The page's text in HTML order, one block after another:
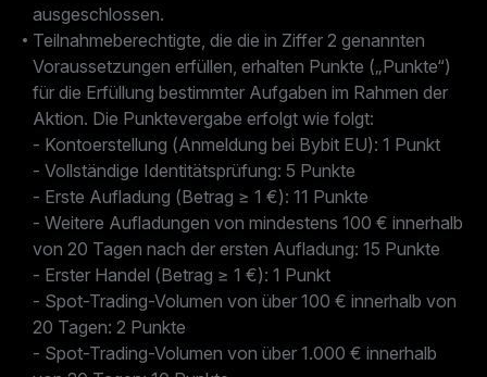
ausgeschlossen.
Teilnahmeberechtigte, die die in Ziffer 2 genannten
Voraussetzungen erfüllen, erhalten Punkte („Punkte“)
für die Erfüllung bestimmter Aufgaben im Rahmen der
Aktion. Die Punktevergabe erfolgt wie folgt:
- Kontoerstellung (Anmeldung bei Bybit EU): 1 Punkt
- Vollständige Identitätsprüfung: 5 Punkte
- Erste Aufladung (Betrag ≥ 1 €): 11 Punkte
- Weitere Aufladungen von mindestens 100 € innerhalb
von 20 Tagen nach der ersten Aufladung: 15 Punkte
- Erster Handel (Betrag ≥ 1 €): 1 Punkt
- Spot-Trading-Volumen von über 100 € innerhalb von
20 Tagen: 2 Punkte
- Spot-Trading-Volumen von über 1.000 € innerhalb